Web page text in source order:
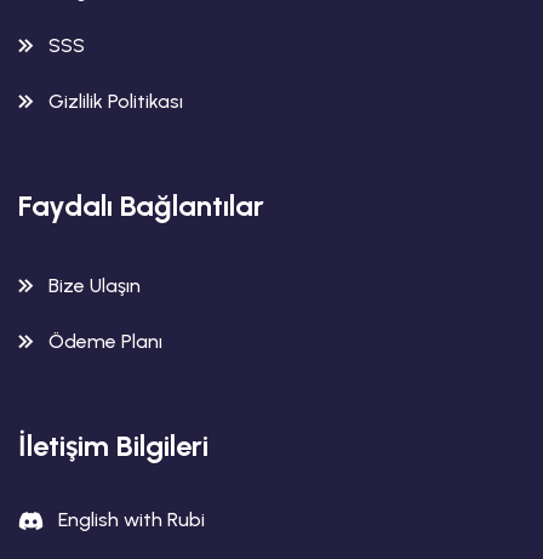
SSS
Gizlilik Politikası
Faydalı Bağlantılar
Bize Ulaşın
Ödeme Planı
İletişim Bilgileri
English with Rubi